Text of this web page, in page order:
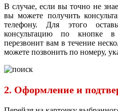
В случае, если вы точно не
вы можете получить
телефону. Для этого
консультацию по кнопке
перезвонит вам в течение
можете позвонить по номеру,
2. Оформление и